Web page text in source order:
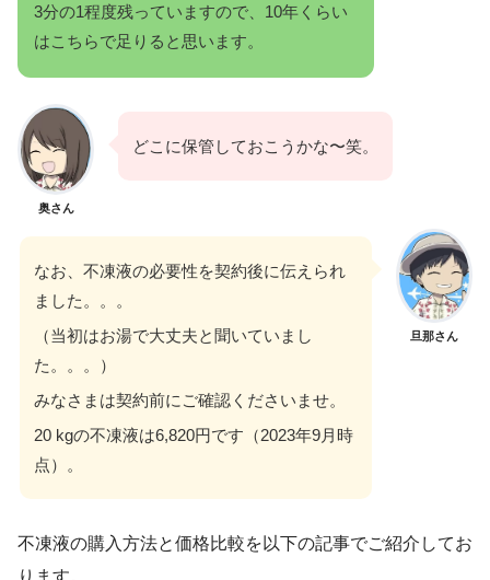
3分の1程度残っていますので、10年くらい
はこちらで足りると思います。
奥さん
どこに保管しておこうかな〜笑。
旦那さん
なお、不凍液の必要性を契約後に伝えられ
ました。。。
（当初はお湯で大丈夫と聞いていまし
た。。。）
みなさまは契約前にご確認くださいませ。
20 kgの不凍液は6,820円です（2023年9月時
点）。
不凍液の購入方法と価格比較を以下の記事でご紹介してお
ります。